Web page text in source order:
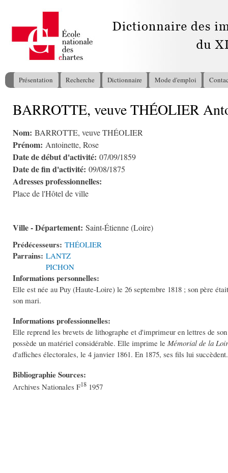
Menu principal
Présentation Recherche Dictionnaire Mode d'emploi
Vous êtes ici
BARROTTE, veuve THÉOLIER
Nom: BARROTTE, veuve THÉOLIER
Prénom: Antoinette, Rose
Date de début d'activité: 07/09/1859
Date de fin d'activité: 09/08/1875
Adresses professionnelles:
Place de l'Hôtel de ville
Ville - Département: Saint-Étienne (Loire)
Prédécesseurs: THÉOLIER
Parrains: LANTZ
PICHON
Informations personnelles:
Elle est née au Puy (Haute-Loire) le 26 septembre 1818 ; son père
son mari.
Informations professionnelles:
Elle reprend les brevets de lithographe et d'imprimeur en lettres de
possède un matériel considérable. Elle imprime le Mémorial de la
d'affiches électorales, le 4 janvier 1861. En 1875, ses fils lui succèdent.
Bibliographie Sources:
Archives Nationales F18 1957